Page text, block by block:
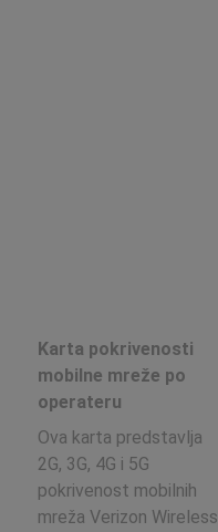
Karta pokrivenosti
mobilne mreže po
operateru
Ova karta predstavlja
2G, 3G, 4G i 5G
pokrivenost mobilnih
mreža Verizon Wireless